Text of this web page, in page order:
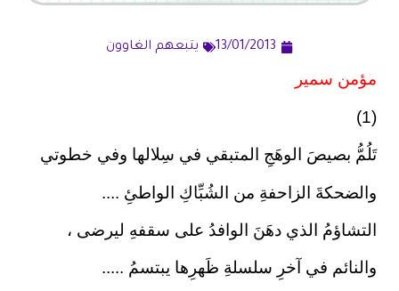
13/01/2013 يتبعهم الغاوون
مؤمن سمير
(1)
تَلُمُّ بصيصَ الوهَجِ المتبقي في سِلالها وفي خطوتي
والضحكةَ الزاحفةِ من الشُبِّاكِ الواطئِ ....
التشاؤمُ الذي دهَنَ الوافدُ على سقفهِ ليرضى ،
والنائم في آخرِ سلسلةِ ظَهرِها يبتسمُ .....